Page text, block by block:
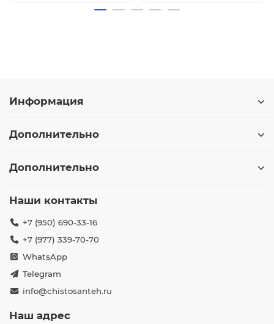
Информация
Дополнительно
Дополнительно
Наши контакты
+7 (950) 690-33-16
+7 (977) 339-70-70
WhatsApp
Telegram
info@chistosanteh.ru
Наш адрес